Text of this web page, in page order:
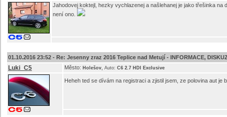
Jahodovej koktejl, hezky vychlazenej a našlehanej je jako třešinka
není ono.
01.10.2016 23:52 - Re: Jesenny zraz 2016 Teplice nad Metují - INFORMACE,
Luki_C5 Město: Holešov Auto: C6 2.7 HDI Exclusive
Heheh ted se dívám na registraci a zjistil jsem, ze polovina aut je